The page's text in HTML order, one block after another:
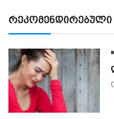
რეკომენდირებული